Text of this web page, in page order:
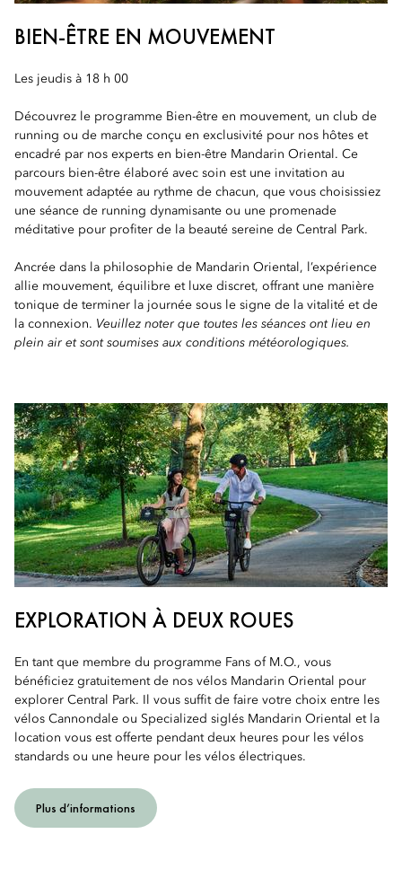
BIEN-ÊTRE EN MOUVEMENT
Les jeudis à 18 h 00
Découvrez le programme Bien-être en mouvement, un club de
running ou de marche conçu en exclusivité pour nos hôtes et
encadré par nos experts en bien-être Mandarin Oriental. Ce
parcours bien-être élaboré avec soin est une invitation au
mouvement adaptée au rythme de chacun, que vous choisissiez
une séance de running dynamisante ou une promenade
méditative pour profiter de la beauté sereine de Central Park.
Ancrée dans la philosophie de Mandarin Oriental, l’expérience
allie mouvement, équilibre et luxe discret, offrant une manière
tonique de terminer la journée sous le signe de la vitalité et de
la connexion. Veuillez noter que toutes les séances ont lieu en
plein air et sont soumises aux conditions météorologiques.
EXPLORATION À DEUX ROUES
En tant que membre du programme Fans of M.O., vous
bénéficiez gratuitement de nos vélos Mandarin Oriental pour
explorer Central Park. Il vous suffit de faire votre choix entre les
vélos Cannondale ou Specialized siglés Mandarin Oriental et la
location vous est offerte pendant deux heures pour les vélos
standards ou une heure pour les vélos électriques.
Plus d’informations